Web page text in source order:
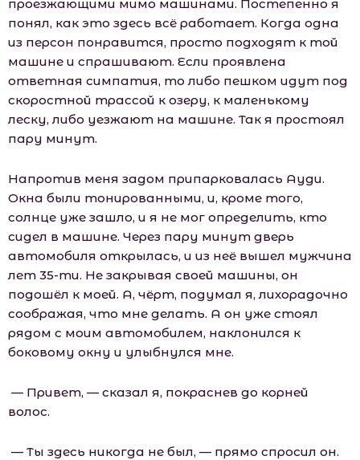
проезжающими мимо машинами. Постепенно я
понял, как это здесь всё работает. Когда одна
из персон понравится, просто подходят к той
машине и спрашивают. Если проявлена
ответная симпатия, то либо пешком идут под
скоростной трассой к озеру, к маленькому
леску, либо уезжают на машине. Так я простоял
пару минут.
Напротив меня задом припарковалась Ауди.
Окна были тонированными, и, кроме того,
солнце уже зашло, и я не мог определить, кто
сидел в машине. Через пару минут дверь
автомобиля открылась, и из неё вышел мужчина
лет 35-ти. Не закрывая своей машины, он
подошёл к моей. А, чёрт, подумал я, лихорадочно
соображая, что мне делать. А он уже стоял
рядом с моим автомобилем, наклонился к
боковому окну и улыбнулся мне.
— Привет, — сказал я, покраснев до корней
волос.
— Ты здесь никогда не был, — прямо спросил он.